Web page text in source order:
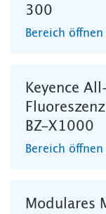
300
Bereich öffnen
Keyence
BZ-X1000
Bereich öffnen
Modulares